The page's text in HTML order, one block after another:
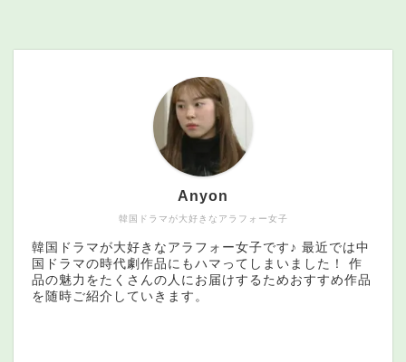
韓国ドラマが大好きなアラフォー女子
Anyon
韓国ドラマが大好きなアラフォー女子です♪ 最近では中
国ドラマの時代劇作品にもハマってしまいました！ 作
品の魅力をたくさんの人にお届けするためおすすめ作品
を随時ご紹介していきます。